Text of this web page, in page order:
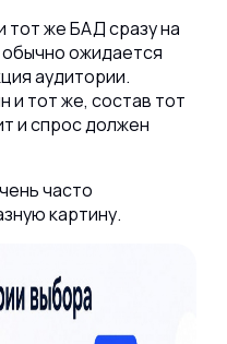
тот же БАД сразу на
ожидается
аудитории.
и тот же, состав тот
и спрос должен
часто
картину.